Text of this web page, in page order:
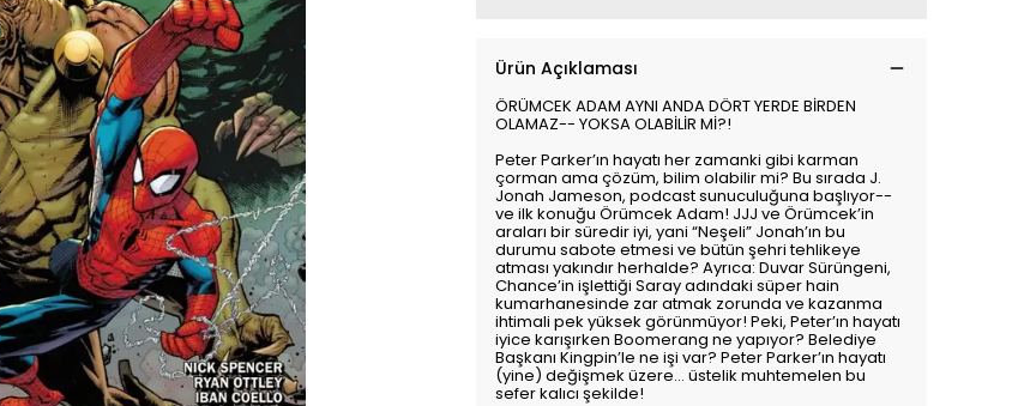
Ürün Açıklaması
ÖRÜMCEK ADAM AYNI ANDA DÖRT YERDE BİRDEN
OLAMAZ-- YOKSA OLABİLİR Mİ?!
Peter Parker’ın hayatı her zamanki gibi karman
çorman ama çözüm, bilim olabilir mi? Bu sırada J.
Jonah Jameson, podcast sunuculuğuna başlıyor--
ve ilk konuğu Örümcek Adam! JJJ ve Örümcek’in
araları bir süredir iyi, yani “Neşeli” Jonah’ın bu
durumu sabote etmesi ve bütün şehri tehlikeye
atması yakındır herhalde? Ayrıca: Duvar Sürüngeni,
Chance’in işlettiği Saray adındaki süper hain
kumarhanesinde zar atmak zorunda ve kazanma
ihtimali pek yüksek görünmüyor! Peki, Peter’ın hayatı
iyice karışırken Boomerang ne yapıyor? Belediye
Başkanı Kingpin’le ne işi var? Peter Parker’ın hayatı
(yine) değişmek üzere… üstelik muhtemelen bu
sefer kalıcı şekilde!